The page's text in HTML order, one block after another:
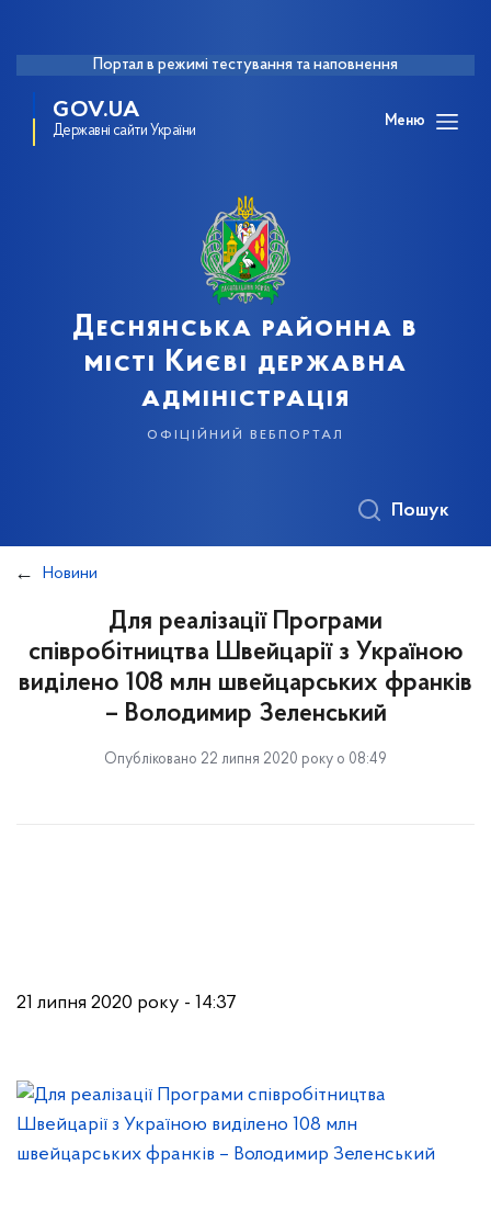
Портал в режимі тестування та наповнення
GOV.UA
Державні сайти України
Меню
Деснянська районна в
місті Києві державна
адміністрація
офіційний вебпортал
Пошук
Новини
Для реалізації Програми
співробітництва Швейцарії з Україною
виділено 108 млн швейцарських франків
– Володимир Зеленський
Опубліковано 22 липня 2020 року о 08:49
21 липня 2020 року - 14:37